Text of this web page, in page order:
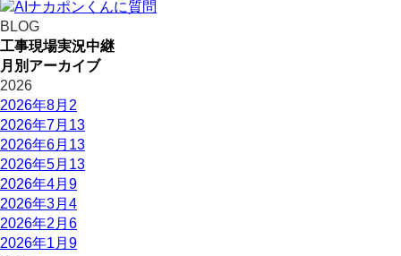
BLOG
工事現場実況中継
月別アーカイブ
2026
2026年8月 2
2026年7月 13
2026年6月 13
2026年5月 13
2026年4月 9
2026年3月 4
2026年2月 6
2026年1月 9